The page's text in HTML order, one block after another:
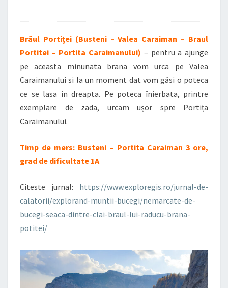
Brâul Portiței (Busteni – Valea Caraiman – Braul
Portitei – Portita Caraimanului) – pentru a ajunge
pe aceasta minunata brana vom urca pe Valea
Caraimanului si la un moment dat vom găsi o poteca
ce se lasa in dreapta. Pe poteca înierbata, printre
exemplare de zada, urcam ușor spre Portița
Caraimanului.
Timp de mers: Busteni – Portita Caraiman 3 ore,
grad de dificultate 1A
Citeste jurnal: https://www.exploregis.ro/jurnal-de-
calatorii/explorand-muntii-bucegi/nemarcate-de-
bucegi-seaca-dintre-clai-braul-lui-raducu-brana-
potitei/